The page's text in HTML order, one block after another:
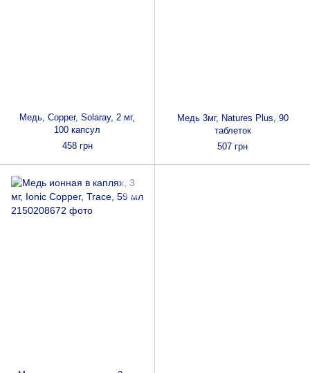
Медь, Copper, Solaray, 2 мг,
100 капсул
458 грн
Медь 3мг, Natures Plus, 90
таблеток
507 грн